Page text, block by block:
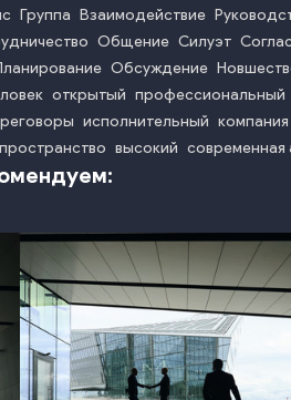
Группа Взаимодействие
Общение Силуэт
Обсуждение
открытый профессиональный
исполнительный компания
высокий современная
photo